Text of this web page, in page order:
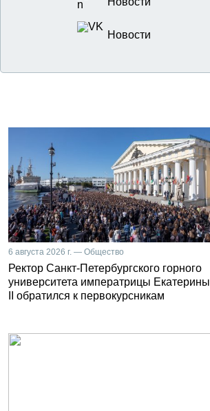
Новости
6 августа 2026 г. — Общество
Ректор Санкт-Петербургского горного
университета императрицы Екатерины
II обратился к первокурсникам